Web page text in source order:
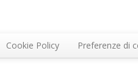
Cookie Policy Preferenze di